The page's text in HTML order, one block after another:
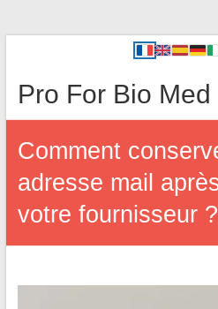
Pro For Bio Med
Comment
adresse mail
votre fournisseur ?